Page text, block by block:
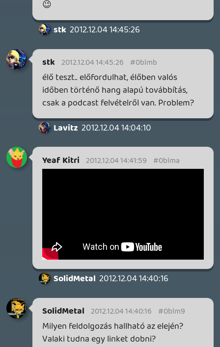
digital konvertere foleg SD tartalommal.
Ja es megfelelo minosegu szoftver is kell
hozza: pld. Metroid Prime Trilogy
Necroman Mk2 2012.12.04 09:27:07 #0blly
üzletpolitikát használnak (bár ez egy fix
bevétel egy évre vetítve), viszont ne
feledd, hogy a Nintendo és a Sony nem kér
a multiért pénzt!
Ha meg minden nagy konzolgyártó ezt
csinálja a hasznát piac visszaszorítása
játékprogram-kiadói érdekek is belépnek!),
akkor a gamernek nem lesz "szabad"
alternatívája. Max. az OUYA, de az ugyebár
Tommy_Angelo 2012.12.04 08:17:47 #0bllx
Biztosan nem így lesz... Egyébként meg
undorító! Pl ha a valaki le akarja cserélni a
3DS-ét egy 3DS XL-re, akkor addig nem
mindent a 3DS XL-re. Tehát egy ideig
egyszerre kell két gépednek lennie! 😞
Necroman Mk2 2012.12.03 23:25:01